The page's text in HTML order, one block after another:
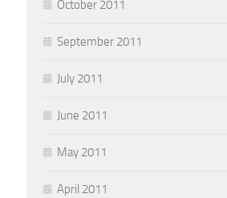
October 2011
September 2011
July 2011
June 2011
May 2011
April 2011